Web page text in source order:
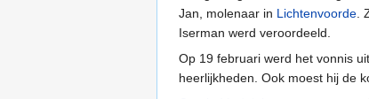
Jan, molenaar in Lichtenvoorde
Iserman werd veroordeeld.
Op 19 februari werd het vonnis
heerlijkheden. Ook moest hij de